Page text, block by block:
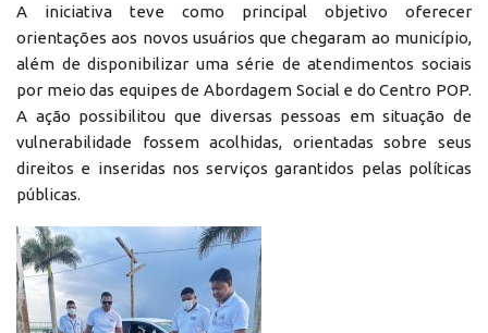
A iniciativa teve como principal objetivo oferecer
orientações aos novos usuários que chegaram ao município,
além de disponibilizar uma série de atendimentos sociais
por meio das equipes de Abordagem Social e do Centro POP.
A ação possibilitou que diversas pessoas em situação de
vulnerabilidade fossem acolhidas, orientadas sobre seus
direitos e inseridas nos serviços garantidos pelas políticas
públicas.